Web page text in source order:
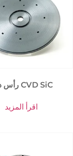
رأس دش CVD SiC
اقرأ المزيد